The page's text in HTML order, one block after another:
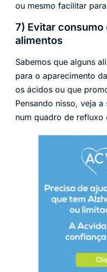
ou mesmo facilitar
7) Evitar
alimentos
Sabemos que alguns
para o aparecimento
os ácidos ou que
Pensando nisso, veja
num quadro de refluxo